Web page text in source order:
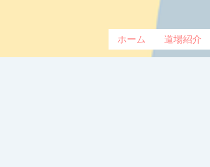
ホーム 道場紹介